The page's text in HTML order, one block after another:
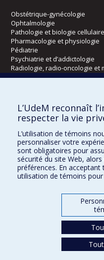
Obstétrique-gynécologie
Ophtalmologie
Pathologie et biologie cellulaire
Pharmacologie et physiologie
Pédiatrie
Psychiatrie et d’addictologie
Radiologie, radio-oncologie et
Kinésiologie et des sciences
Orthophonie et audiologie
Réadaptation
Directions
DPC
CPASS
L’UdeM reconnaît
respecter la vie
L’utilisation de témoins
personnaliser votre
sont obligatoires pour
sécurité du site Web,
préférences. En
utilisation de témoins